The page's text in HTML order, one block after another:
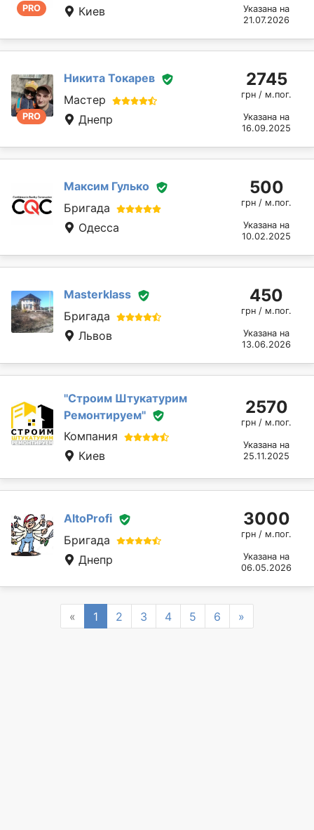
PRO
Киев
Указана на
21.07.2026
PRO
Никита Токарев
Мастер
Днепр
2745
грн / м.пог.
Указана на
16.09.2025
Максим Гулько
Бригада
Одесса
500
грн / м.пог.
Указана на
10.02.2025
Masterklass
Бригада
Львов
450
грн / м.пог.
Указана на
13.06.2026
''Строим Штукатурим
Ремонтируем''
Компания
Киев
2570
грн / м.пог.
Указана на
25.11.2025
AltoProfi
Бригада
Днепр
3000
грн / м.пог.
Указана на
06.05.2026
« Previous
1 2 3 4 5 6 »